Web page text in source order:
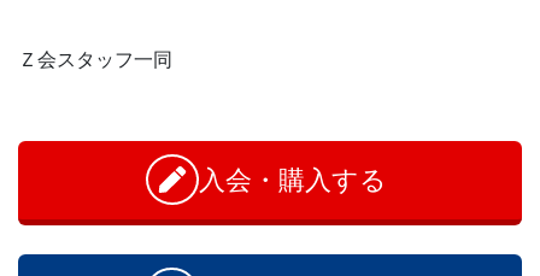
Ｚ会スタッフ一同
入会・購入する